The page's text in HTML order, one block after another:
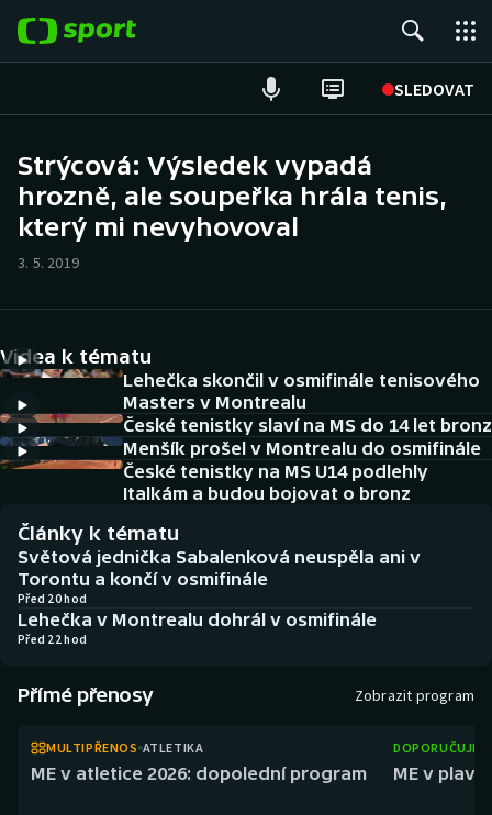
SLEDOVAT
Hokej
Tenis
Cyklistika
DALŠÍ SPORTY
Americký fotbal
Basketbal
Biatlon
Curling
NEPŘEHLÉDNĚTE
Historické návraty
Aplikace ČT sport
Strýcová: Výsledek vypadá
hrozně, ale soupeřka hrála tenis,
který mi nevyhovoval
3. 5. 2019
Videa k tématu
Lehečka skončil v osmifinále tenisového
Masters v Montrealu
České tenistky slaví na MS do 14 let bronz
Menšík prošel v Montrealu do osmifinále
České tenistky na MS U14 podlehly
Italkám a budou bojovat o bronz
Články k tématu
Světová jednička Sabalenková neuspěla ani v
Torontu a končí v osmifinále
Před 20 hod
Lehečka v Montrealu dohrál v osmifinále
Před 22 hod
Přímé přenosy Zobrazit program
MULTIPŘENOS ATLETIKA
ME v atletice 2026: dopolední program ME v